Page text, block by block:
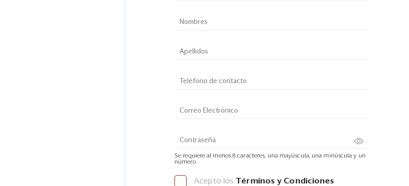
Se requiere al menos 8 caracteres, una mayúscula, una minúscula y un
número
Acepto los Términos y Condiciones